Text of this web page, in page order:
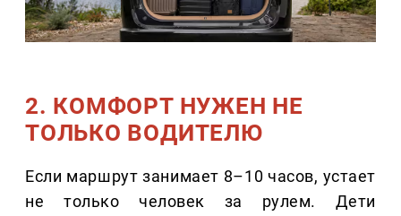
2. КОМФОРТ НУЖЕН НЕ
ТОЛЬКО ВОДИТЕЛЮ
Если маршрут занимает 8–10 часов, устает
не только человек за рулем. Дети